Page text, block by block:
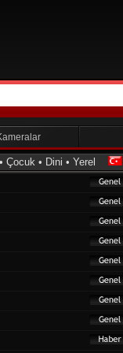
Çocuk • Dini • Yerel